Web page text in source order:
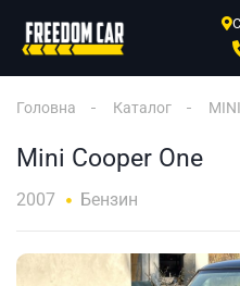
Головна Каталог MINI
Mini Cooper One
2007 Бензин